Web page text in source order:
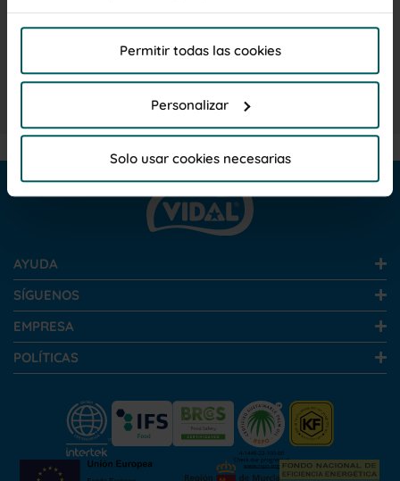
las cookies, y sus datos de contacto son accesibles
en elAviso Legal
Por favor, haga clic en "Permitir todas las cookies" si
desea admitir todas las cookies de esta Web. Haga
que se instalen, para unainformación más completa
lea la Política de cookies
Permitir todas las cookies
Personalizar
Solo usar cookies necesarias
Formulario
ACCEDER
AYUDA
SÍGUENOS
EMPRESA
POLÍTICAS